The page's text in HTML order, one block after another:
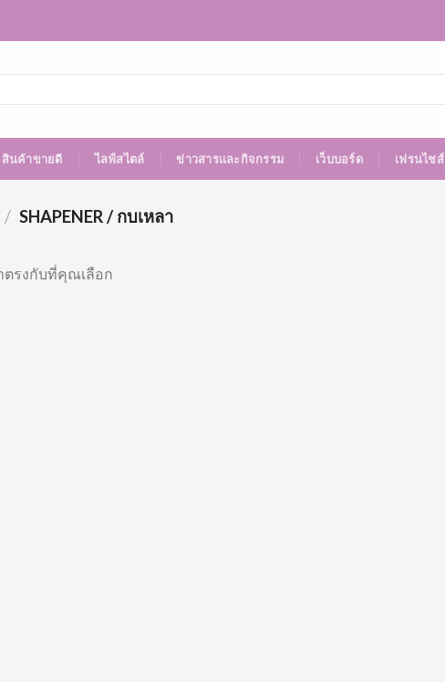
สินค้าขายดี ไลฟ์สไตล์ ข่าวสารและกิจกรรม เว็บบอร์ด เฟรนไชส์
/ SHAPENER / กบเหลา
รงกับที่คุณเลือก